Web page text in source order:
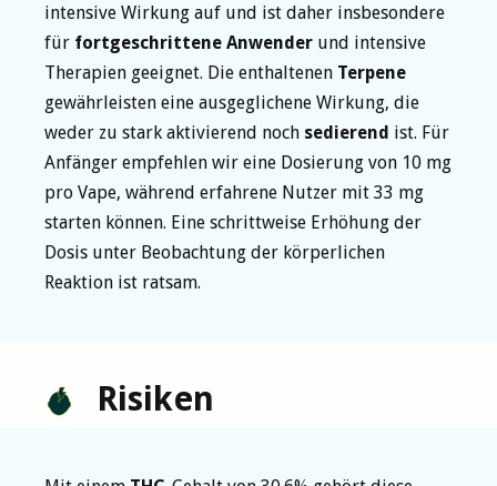
intensive Wirkung auf und ist daher insbesondere
für fortgeschrittene Anwender und intensive
Therapien geeignet. Die enthaltenen Terpene
gewährleisten eine ausgeglichene Wirkung, die
weder zu stark aktivierend noch sedierend ist. Für
Anfänger empfehlen wir eine Dosierung von 10 mg
pro Vape, während erfahrene Nutzer mit 33 mg
starten können. Eine schrittweise Erhöhung der
Dosis unter Beobachtung der körperlichen
Reaktion ist ratsam.
Risiken